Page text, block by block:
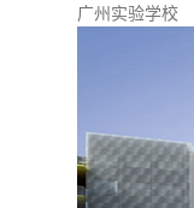
广州实验学校